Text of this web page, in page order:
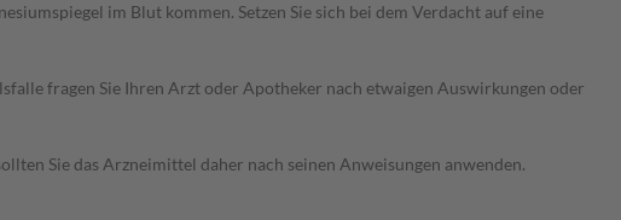
im Blut kommen. Setzen Sie sich bei dem Verdacht auf eine
fragen Sie Ihren Arzt oder Apotheker nach etwaigen Auswirkungen oder
Sie das Arzneimittel daher nach seinen Anweisungen anwenden.